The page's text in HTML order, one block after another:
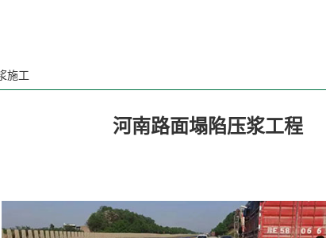
施工
河南路面塌陷压浆工程